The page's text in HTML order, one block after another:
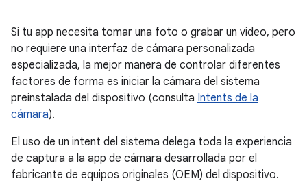
Si tu app necesita tomar una foto o grabar un video, pero
no requiere una interfaz de cámara personalizada
especializada, la mejor manera de controlar diferentes
factores de forma es iniciar la cámara del sistema
preinstalada del dispositivo (consulta Intents de la
cámara).
El uso de un intent del sistema delega toda la experiencia
de captura a la app de cámara desarrollada por el
fabricante de equipos originales (OEM) del dispositivo.